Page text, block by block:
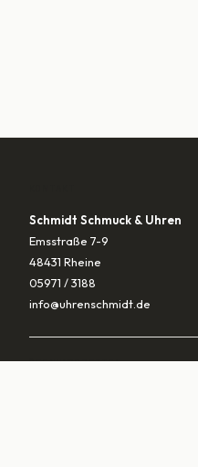
Schmidt Schmuck & Uhren
Emsstraße 7-9
48431 Rheine
05971 / 3188
info@uhrenschmidt.de
ÖFFNUNGSZEITEN